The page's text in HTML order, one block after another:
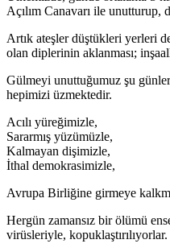
Açılım Canavarı ile unutturup,
Artık ateşler düştükleri yerleri
olan diplerinin aklanması;
Gülmeyi unuttuğumuz şu
hepimizi üzmektedir.
Acılı yüreğimizle,
Sararmış yüzümüzle,
Kalmayan dişimizle,
İthal demokrasimizle,
Avrupa Birliğine girmeye
Hergün zamansız bir ölümü
virüsleriyle, kopuklaştırılıyorlar.